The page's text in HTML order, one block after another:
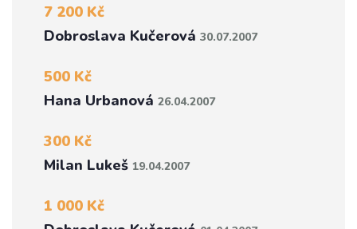
7 200 Kč
Dobroslava Kučerová 30.07.2007
500 Kč
Hana Urbanová 26.04.2007
300 Kč
Milan Lukeš 19.04.2007
1 000 Kč